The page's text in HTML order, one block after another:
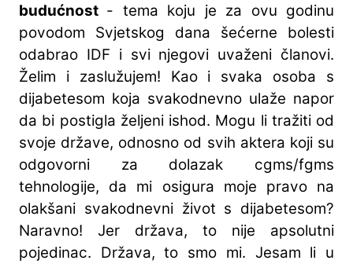
budućnost - tema koju je za ovu godinu
povodom Svjetskog dana šećerne bolesti
odabrao IDF i svi njegovi uvaženi članovi.
Želim i zaslužujem! Kao i svaka osoba s
dijabetesom koja svakodnevno ulaže napor
da bi postigla željeni ishod. Mogu li tražiti od
svoje države, odnosno od svih aktera koji su
odgovorni za dolazak cgms/fgms
tehnologije, da mi osigura moje pravo na
olakšani svakodnevni život s dijabetesom?
Naravno! Jer država, to nije apsolutni
pojedinac. Država, to smo mi. Jesam li u